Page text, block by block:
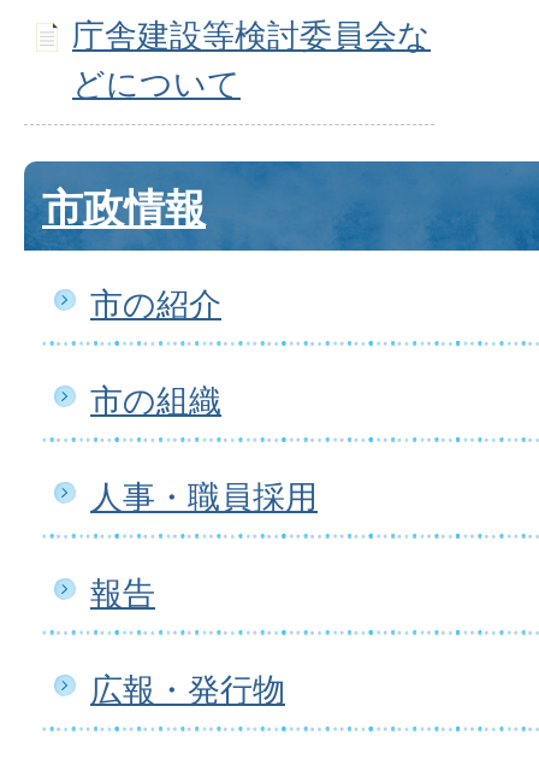
庁舎建設等検討委員会な
どについて
市政情報
市の紹介
市の組織
人事・職員採用
報告
広報・発行物